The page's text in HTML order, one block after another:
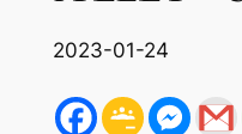
2023-01-24